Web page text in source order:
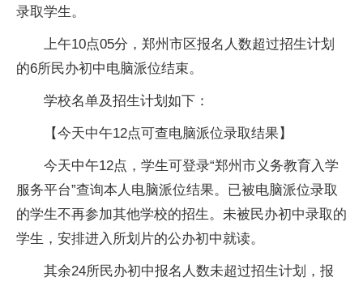
录取学生。
上午10点05分，郑州市区报名人数超过招生计划
的6所民办初中电脑派位结束。
学校名单及招生计划如下：
【今天中午12点可查电脑派位录取结果】
今天中午12点，学生可登录“郑州市义务教育入学
服务平台”查询本人电脑派位结果。已被电脑派位录取
的学生不再参加其他学校的招生。未被民办初中录取的
学生，安排进入所划片的公办初中就读。
其余24所民办初中报名人数未超过招生计划，报